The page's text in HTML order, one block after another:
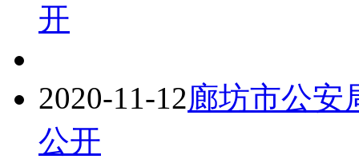
开
2020-11-12廊坊市公安
公开